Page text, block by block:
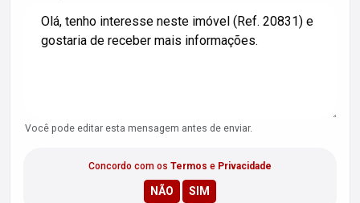
Você pode editar esta mensagem antes de enviar.
Concordo com os Termos e Privacidade